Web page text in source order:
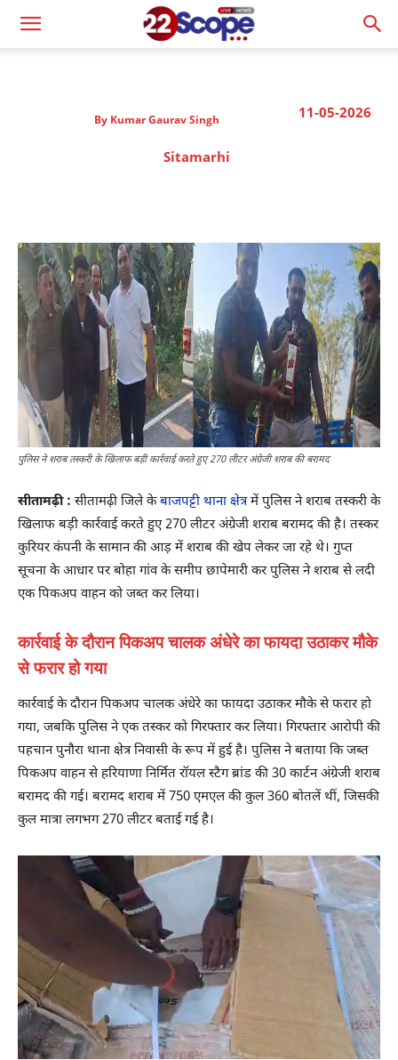
11-05-2026
By Kumar Gaurav Singh
Sitamarhi
पुलिस ने शराब तस्करी के खिलाफ बड़ी कार्रवाई करते हुए 270 लीटर अंग्रेजी शराब की बरामद
सीतामढ़ी : सीतामढ़ी जिले केबाजपट्टी थाना क्षेत्रमें पुलिस ने शराब तस्करी के
खिलाफ बड़ी कार्रवाई करते हुए 270 लीटर अंग्रेजी शराब बरामद की है। तस्कर
कुरियर कंपनी के सामान की आड़ में शराब की खेप लेकर जा रहे थे। गुप्त
सूचना के आधार पर बोहा गांव के समीप छापेमारी कर पुलिस ने शराब से लदी
एक पिकअप वाहन को जब्त कर लिया।
कार्रवाई के दौरान पिकअप चालक अंधेरे का फायदा उठाकर मौके
से फरार हो गया
कार्रवाई के दौरान पिकअप चालक अंधेरे का फायदा उठाकर मौके से फरार हो
गया, जबकि पुलिस ने एक तस्कर को गिरफ्तार कर लिया। गिरफ्तार आरोपी की
पहचान पुनौरा थाना क्षेत्र निवासी के रूप में हुई है। पुलिस ने बताया कि जब्त
पिकअप वाहन से हरियाणा निर्मित रॉयल स्टैग ब्रांड की 30 कार्टन अंग्रेजी शराब
बरामद की गई। बरामद शराब में 750 एमएल की कुल 360 बोतलें थीं, जिसकी
कुल मात्रा लगभग 270 लीटर बताई गई है।